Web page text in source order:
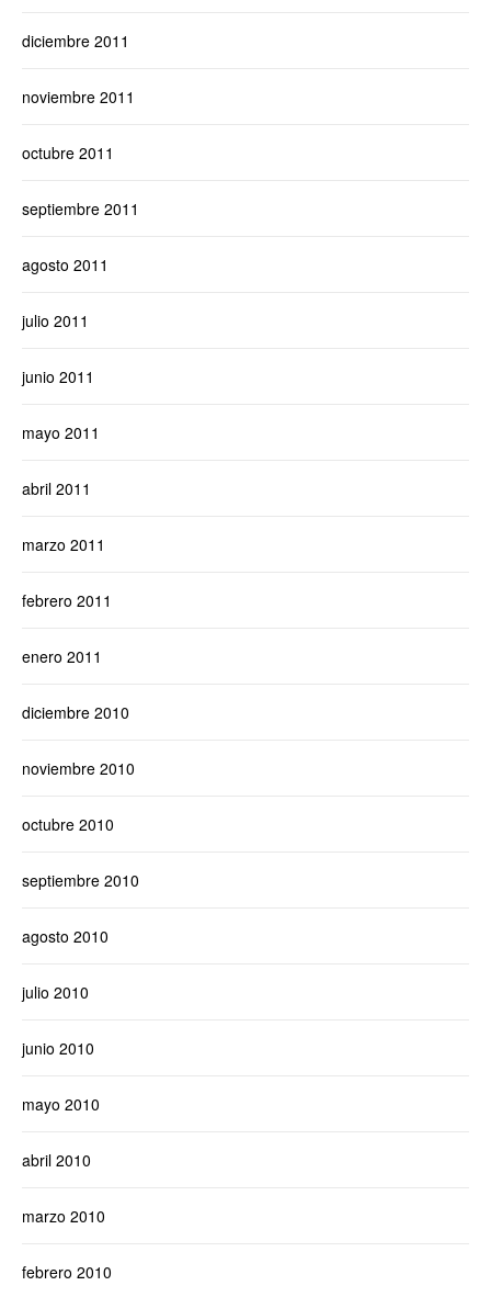
diciembre 2011
noviembre 2011
octubre 2011
septiembre 2011
agosto 2011
julio 2011
junio 2011
mayo 2011
abril 2011
marzo 2011
febrero 2011
enero 2011
diciembre 2010
noviembre 2010
octubre 2010
septiembre 2010
agosto 2010
julio 2010
junio 2010
mayo 2010
abril 2010
marzo 2010
febrero 2010